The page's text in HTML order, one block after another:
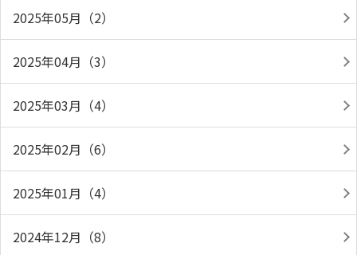
2025年05月（2）
2025年04月（3）
2025年03月（4）
2025年02月（6）
2025年01月（4）
2024年12月（8）